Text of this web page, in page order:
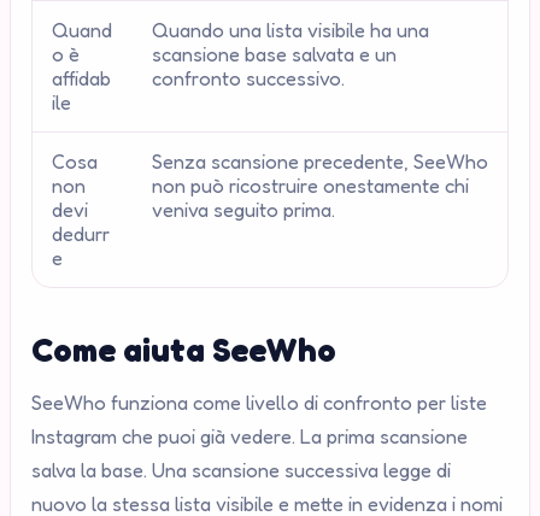
Quand
o è
affidab
ile
Quando una lista visibile ha una
scansione base salvata e un
confronto successivo.
Cosa
non
devi
dedurr
e
Senza scansione precedente, SeeWho
non può ricostruire onestamente chi
veniva seguito prima.
Come aiuta SeeWho
SeeWho funziona come livello di confronto per liste
Instagram che puoi già vedere. La prima scansione
salva la base. Una scansione successiva legge di
nuovo la stessa lista visibile e mette in evidenza i nomi